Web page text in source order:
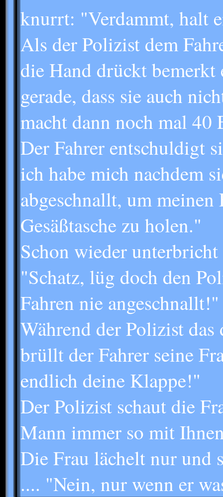
knurrt: "Verdammt, halt
Als der Polizist dem
die Hand drückt
gerade, dass sie auch
macht dann noch mal
Der Fahrer entschuldigt
ich habe mich nachdem
abgeschnallt, um meinen
Gesäßtasche zu holen."
Schon wieder
"Schatz, lüg doch den
Fahren nie angeschnallt!"
Während der Polizist
brüllt der Fahrer seine
endlich deine Klappe!"
Der Polizist schaut die
Mann immer so mit
Die Frau lächelt nur und
.... "Nein, nur wenn er